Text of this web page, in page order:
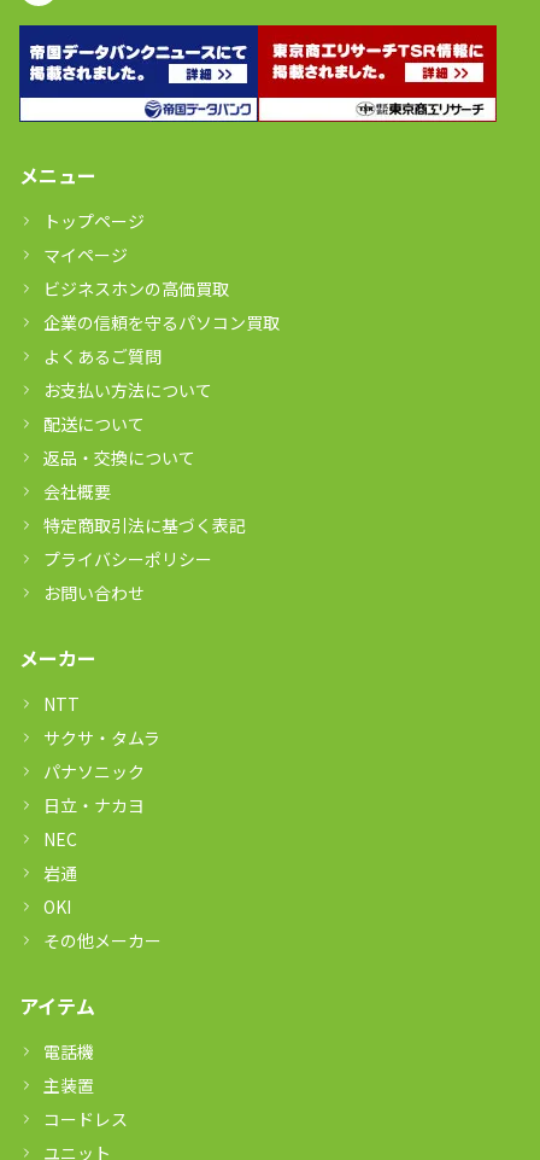
メニュー
トップページ
マイページ
ビジネスホンの高価買取
企業の信頼を守るパソコン買取
よくあるご質問
お支払い方法について
配送について
返品・交換について
会社概要
特定商取引法に基づく表記
プライバシーポリシー
お問い合わせ
メーカー
NTT
サクサ・タムラ
パナソニック
日立・ナカヨ
NEC
岩通
OKI
その他メーカー
アイテム
電話機
主装置
コードレス
ユニット